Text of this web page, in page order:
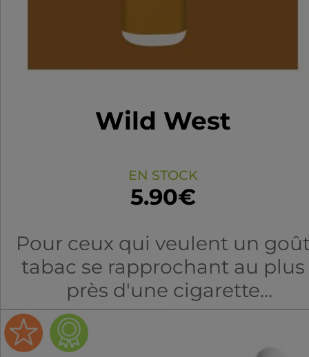
Wild West
EN STOCK
5.90€
Pour ceux qui veulent un
tabac se rapprochant au plus
près d'une cigarette
traditionnelle